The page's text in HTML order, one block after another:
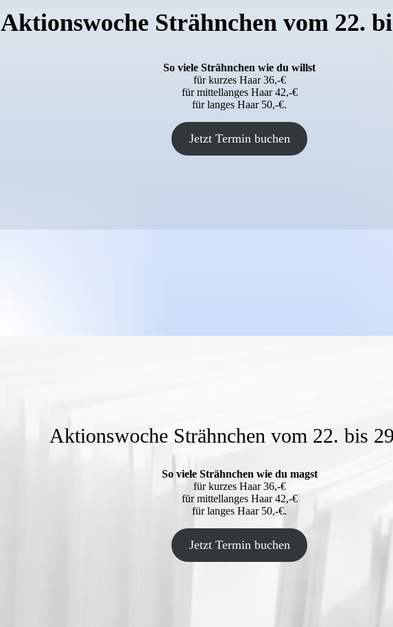
Aktionswoche Strähnchen vom 22.
So viele Strähnchen wie du willst
für kurzes Haar 36,-€
für mittellanges Haar 42,-€
für langes Haar 50,-€.
Jetzt Termin buchen
Aktionswoche Strähnchen vom 22. bis
So viele Strähnchen wie du magst
für kurzes Haar 36,-€
für mittellanges Haar 42,-€
für langes Haar 50,-€.
Jetzt Termin buchen